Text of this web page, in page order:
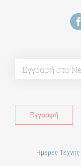
Ημέρες Τέχνης